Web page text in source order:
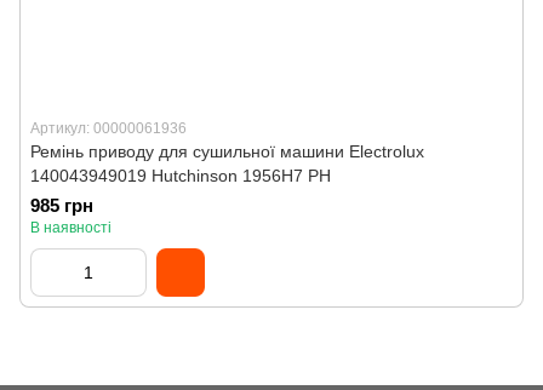
Артикул: 00000061936
Ремінь приводу для сушильної машини Electrolux
140043949019 Hutchinson 1956H7 PH
985 грн
В наявності